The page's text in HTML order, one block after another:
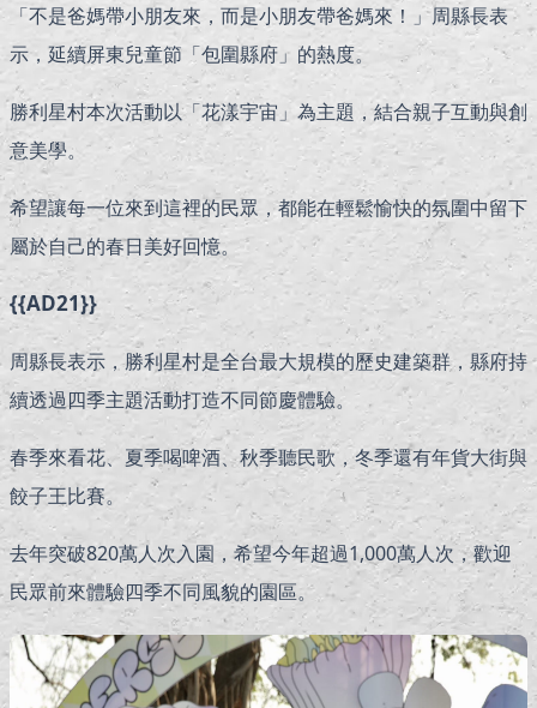
「不是爸媽帶小朋友來，而是小朋友帶爸媽來！」周縣長表
示，延續屏東兒童節「包圍縣府」的熱度。
勝利星村本次活動以「花漾宇宙」為主題，結合親子互動與創
意美學。
希望讓每一位來到這裡的民眾，都能在輕鬆愉快的氛圍中留下
屬於自己的春日美好回憶。
{{AD21}}
周縣長表示，勝利星村是全台最大規模的歷史建築群，縣府持
續透過四季主題活動打造不同節慶體驗。
春季來看花、夏季喝啤酒、秋季聽民歌，冬季還有年貨大街與
餃子王比賽。
去年突破820萬人次入園，希望今年超過1,000萬人次，歡迎
民眾前來體驗四季不同風貌的園區。